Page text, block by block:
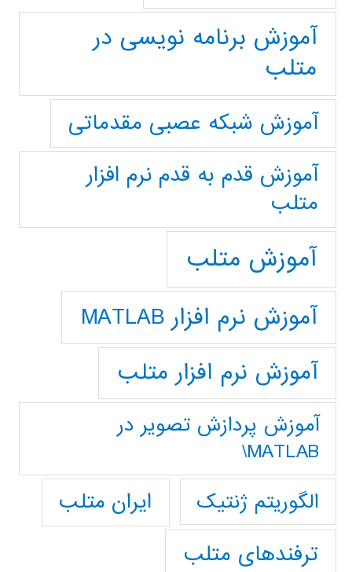
آموزش برنامه نویسی در
متلب
آموزش شبکه عصبی مقدماتی
آموزش قدم به قدم نرم افزار
متلب
آموزش متلب
آموزش نرم افزار MATLAB
آموزش نرم افزار متلب
آموزش پردازش تصوير در
MATLAB\
الگوریتم ژنتیک
ایران متلب
ترفندهای متلب